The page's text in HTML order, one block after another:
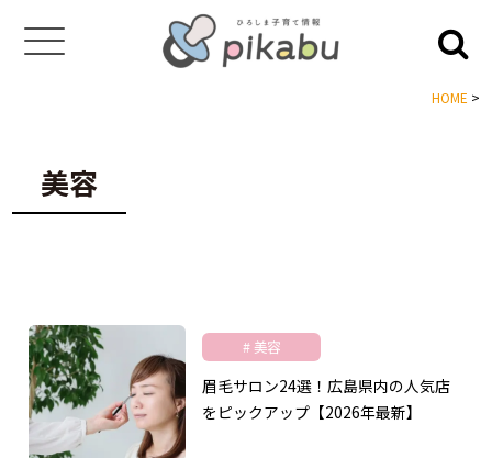
HOME >
美容
美容
眉毛サロン24選！広島県内の人気店
をピックアップ【2026年最新】